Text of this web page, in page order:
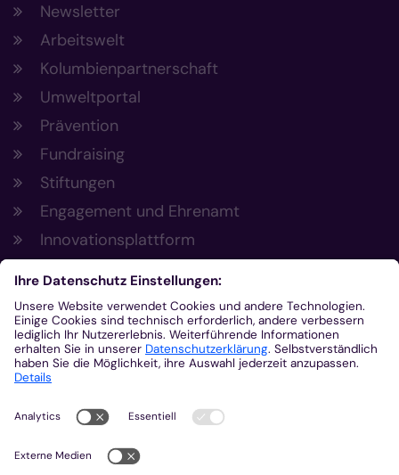
Newsletter
Arbeitswelt
Kolumbienpartnerschaft
Umweltportal
Prävention
Fundraising
Stiftungen
Engagement und Ehrenamt
Innovationsplattform
Aus der Plattform
Nachrichten
Veranstaltungen
Gottesdienste
Stellenangebote
Kirchenzeitung